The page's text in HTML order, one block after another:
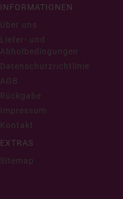
INFORMATIONEN
Über uns
Liefer- und
Abholbedingungen
Datenschutzrichtlinie
AGB
Rückgabe
Impressum
Kontakt
EXTRAS
Sitemap